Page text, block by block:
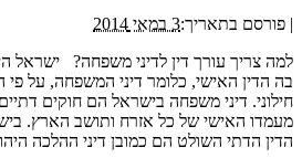
| פורסם בתאריך:3 במאי 2014
למה צריך עורך דין לדיני משפחה? ישראל
בה הדין האישי, כלומר דיני המשפחה, על
חילוני. דיני משפחה בישראל הם חוקים
מעמדו האישי של כל אזרח ותושב הארץ.
הדין הדתי השולט הם כמובן דיני ההלכה